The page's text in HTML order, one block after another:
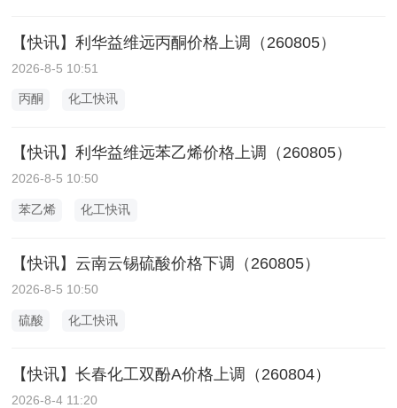
【快讯】利华益维远丙酮价格上调（260805）
2026-8-5 10:51
丙酮 化工快讯
【快讯】利华益维远苯乙烯价格上调（260805）
2026-8-5 10:50
苯乙烯 化工快讯
【快讯】云南云锡硫酸价格下调（260805）
2026-8-5 10:50
硫酸 化工快讯
【快讯】长春化工双酚A价格上调（260804）
2026-8-4 11:20